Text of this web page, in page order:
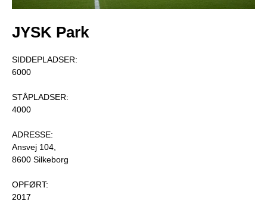
JYSK Park
SIDDEPLADSER:
6000
STÅPLADSER:
4000
ADRESSE:
Ansvej 104,
8600 Silkeborg
OPFØRT:
2017